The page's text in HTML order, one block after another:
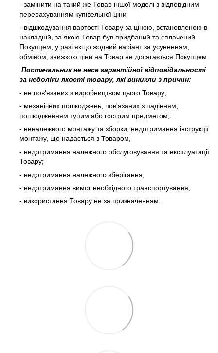
- замінити на такий же Товар іншої моделі з відповідним
перерахуванням купівельної ціни
- відшкодування вартості Товару за ціною, встановленою в
накладній, за якою Товар був придбаний та сплачений
Покупцем, у разі якщо жодний варіант за усуненням,
обміном, знижкою ціни на Товар не досягається Покупцем.
Постачальник не несе гарантійної відповідальності
за недоліки якості товару, які виникли з причин:
- не пов'язаних з виробництвом цього Товару;
- механічних пошкоджень, пов'язаних з падінням,
пошкодженням тупим або гострим предметом;
- неналежного монтажу та зборки, недотримання інструкції
монтажу, що надається з Товаром,
- недотримання належного обслуговування та експлуатації
Товару;
- недотримання належного зберігання;
- недотримання вимог необхідного транспортування;
- використання Товару не за призначенням.